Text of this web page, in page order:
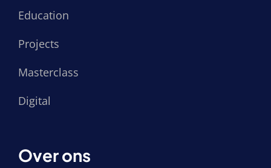
Education
Projects
Masterclass
Digital
Over ons